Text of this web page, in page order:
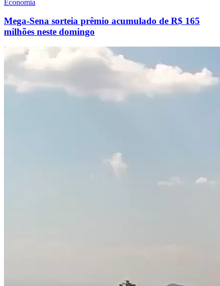
Economia
Mega-Sena sorteia prêmio acumulado de R$ 165
milhões neste domingo